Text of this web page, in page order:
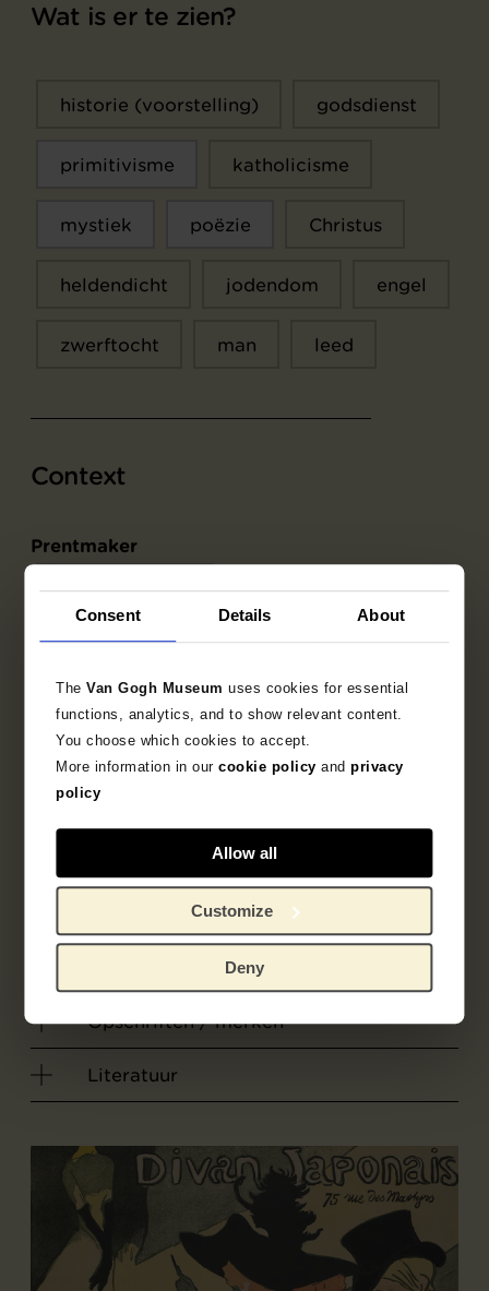
Consent Details About
TheVan Gogh Museumuses cookies for essential
functions, analytics, and to show relevant content.
You choose which cookies to accept.
More information in ourcookie policy andprivacy
policy
Allow all
Customize
Deny
Wat is er te zien?
historie (voorstelling) godsdienst
primitivisme katholicisme
mystiek poëzie Christus
heldendicht jodendom engel
zwerftocht man leed
Context
Prentmaker
Emile Bernard
Michel-Ange Bernard
La Rénovation Artistique
Uitgever
Objectgegevens
Opschriften / merken
Literatuur